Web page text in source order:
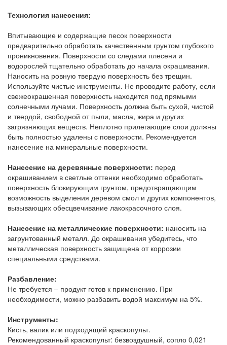
Технология нанесения:
Впитывающие и содержащие песок поверхности
предварительно обработать качественным грунтом глубокого
проникновения. Поверхности со следами плесени и
водорослей тщательно обработать до начала окрашивания.
Наносить на ровную твердую поверхность без трещин.
Используйте чистые инструменты. Не проводите работу, если
свежеокрашенная поверхность находится под прямыми
солнечными лучами. Поверхность должна быть сухой, чистой
и твердой, свободной от пыли, масла, жира и других
загрязняющих веществ. Неплотно прилегающие слои должны
быть полностью удалены с поверхности. Рекомендуется
нанесение на минеральные поверхности.
Нанесение на деревянные поверхности: перед
окрашиванием в светлые оттенки необходимо обработать
поверхность блокирующим грунтом, предотвращающим
возможность выделения деревом смол и других компонентов,
вызывающих обесцвечивание лакокрасочного слоя.
Нанесение на металлические поверхности: наносить на
загрунтованный металл. До окрашивания убедитесь, что
металлическая поверхность защищена от коррозии
специальными средствами.
Разбавление:
Не требуется – продукт готов к применению. При
необходимости, можно разбавить водой максимум на 5%.
Инструменты:
Кисть, валик или подходящий краскопульт.
Рекомендованный краскопульт: безвоздушный, сопло 0,021